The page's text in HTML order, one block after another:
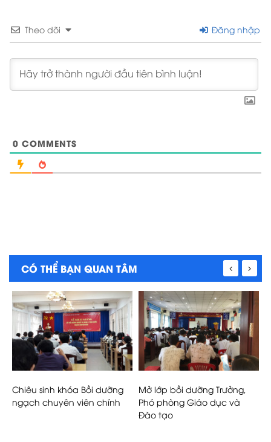
Theo dõi Đăng nhập
0 COMMENTS
CÓ THỂ BẠN QUAN TÂM
Chiêu sinh khóa Bồi dưỡng
ngạch chuyên viên chính
Mở lớp bồi dưỡng Trưởng,
Phó phòng Giáo dục và
Đào tạo